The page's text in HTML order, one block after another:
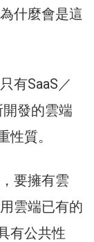
什麼會是這
有SaaS／
發的雲端
性質。
要擁有雲
雲端已有的
有公共性